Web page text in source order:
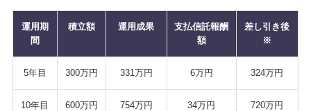
運用期
間
積立額 運用成果
支払信託報酬
額
差し引き後
※
5年目 300万円 331万円 6万円 324万円
10年目 600万円 754万円 34万円 720万円